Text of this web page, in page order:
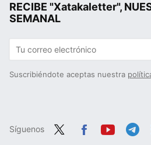
RECIBE "Xatakaletter",
SEMANAL
Suscribiéndote aceptas nuestra
Síguenos